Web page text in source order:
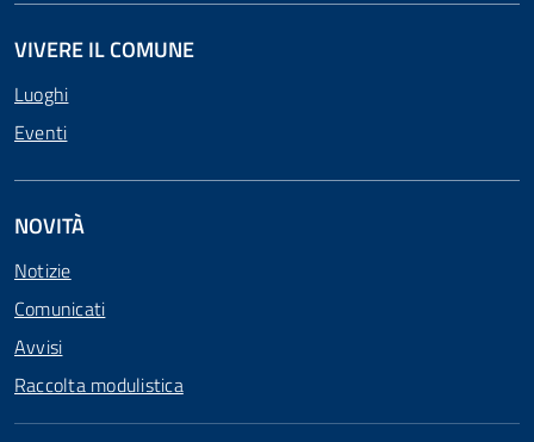
VIVERE IL COMUNE
Luoghi
Eventi
NOVITÀ
Notizie
Comunicati
Avvisi
Raccolta modulistica